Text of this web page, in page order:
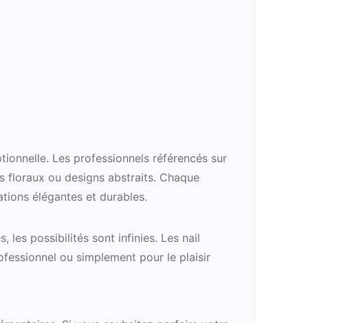
Les professionnels référencés sur
floraux ou designs abstraits. Chaque
élégantes et durables.
les possibilités sont infinies. Les nail
ou simplement pour le plaisir